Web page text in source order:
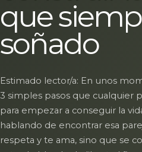
que
soñado
Estimado lector/a: En unos
3 simples pasos que cualquier
para empezar a conseguir la
hablando de encontrar esa
respeta y te ama, sino que se